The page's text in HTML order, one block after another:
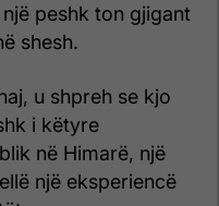
peshk ton gjigant
shesh.
u shpreh se kjo
i këtyre
në Himarë, një
një eksperiencë